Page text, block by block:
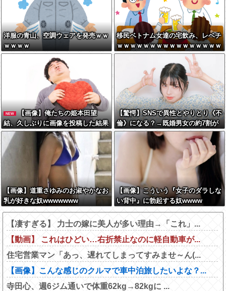
洋服の青山、空調ウェアを発売ｗｗ
ｗｗｗｗ
移民ベトナム女達の宅飲み、レベチ
ｗｗｗｗｗｗｗｗｗｗｗｗｗｗｗｗ
ｗｗｗｗｗｗｗｗ
NEW
【画像】俺たちの姫本田望
結、久しぶりに画像を投稿した結果
→やっぱりワイらの姫だったw w w
w w w w w w w
【驚愕】SNSで異性とやりとり《不
倫》になる？→既婚男女の約7割が
まさかの『こう』回答してしまうw
w w w w w w w
【画像】道重さゆみのお淑やかなお
乳が好きな奴wwwwwww
【画像】こういう『女子のダラしな
い背中』に勃起する奴wwww
【凄すぎる】 力士の嫁に美人が多い理由→「これ」...
【動画】 これはひどい…右折禁止なのに軽自動車が...
住宅営業マン「あっ、遅れてしまってすみませ～ん(...
【画像】こんな感じのクルマで車中泊旅したいよな？...
寺田心、週6ジム通いで体重62kg→82kgに ...